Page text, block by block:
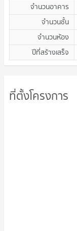
จำนวนอาคาร
จำนวนชั้น
จำนวนห้อง
ปีที่สร้างเสร็จ
ที่ตั้งโครงการ